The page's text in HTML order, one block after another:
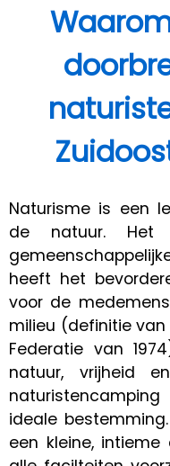
Naturisme is een
de natuur. Het
heeft het
voor de
milieu (definitie
Federatie van
natuur, vrijheid
ideale
een kleine,